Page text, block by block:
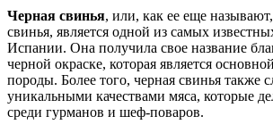
Черная свинья, или, как ее еще
свинья, является одной из самых
Испании. Она получила свое название
черной окраске, которая является
породы. Более того, черная свинья также
уникальными качествами мяса, которые
среди гурманов и шеф-поваров.